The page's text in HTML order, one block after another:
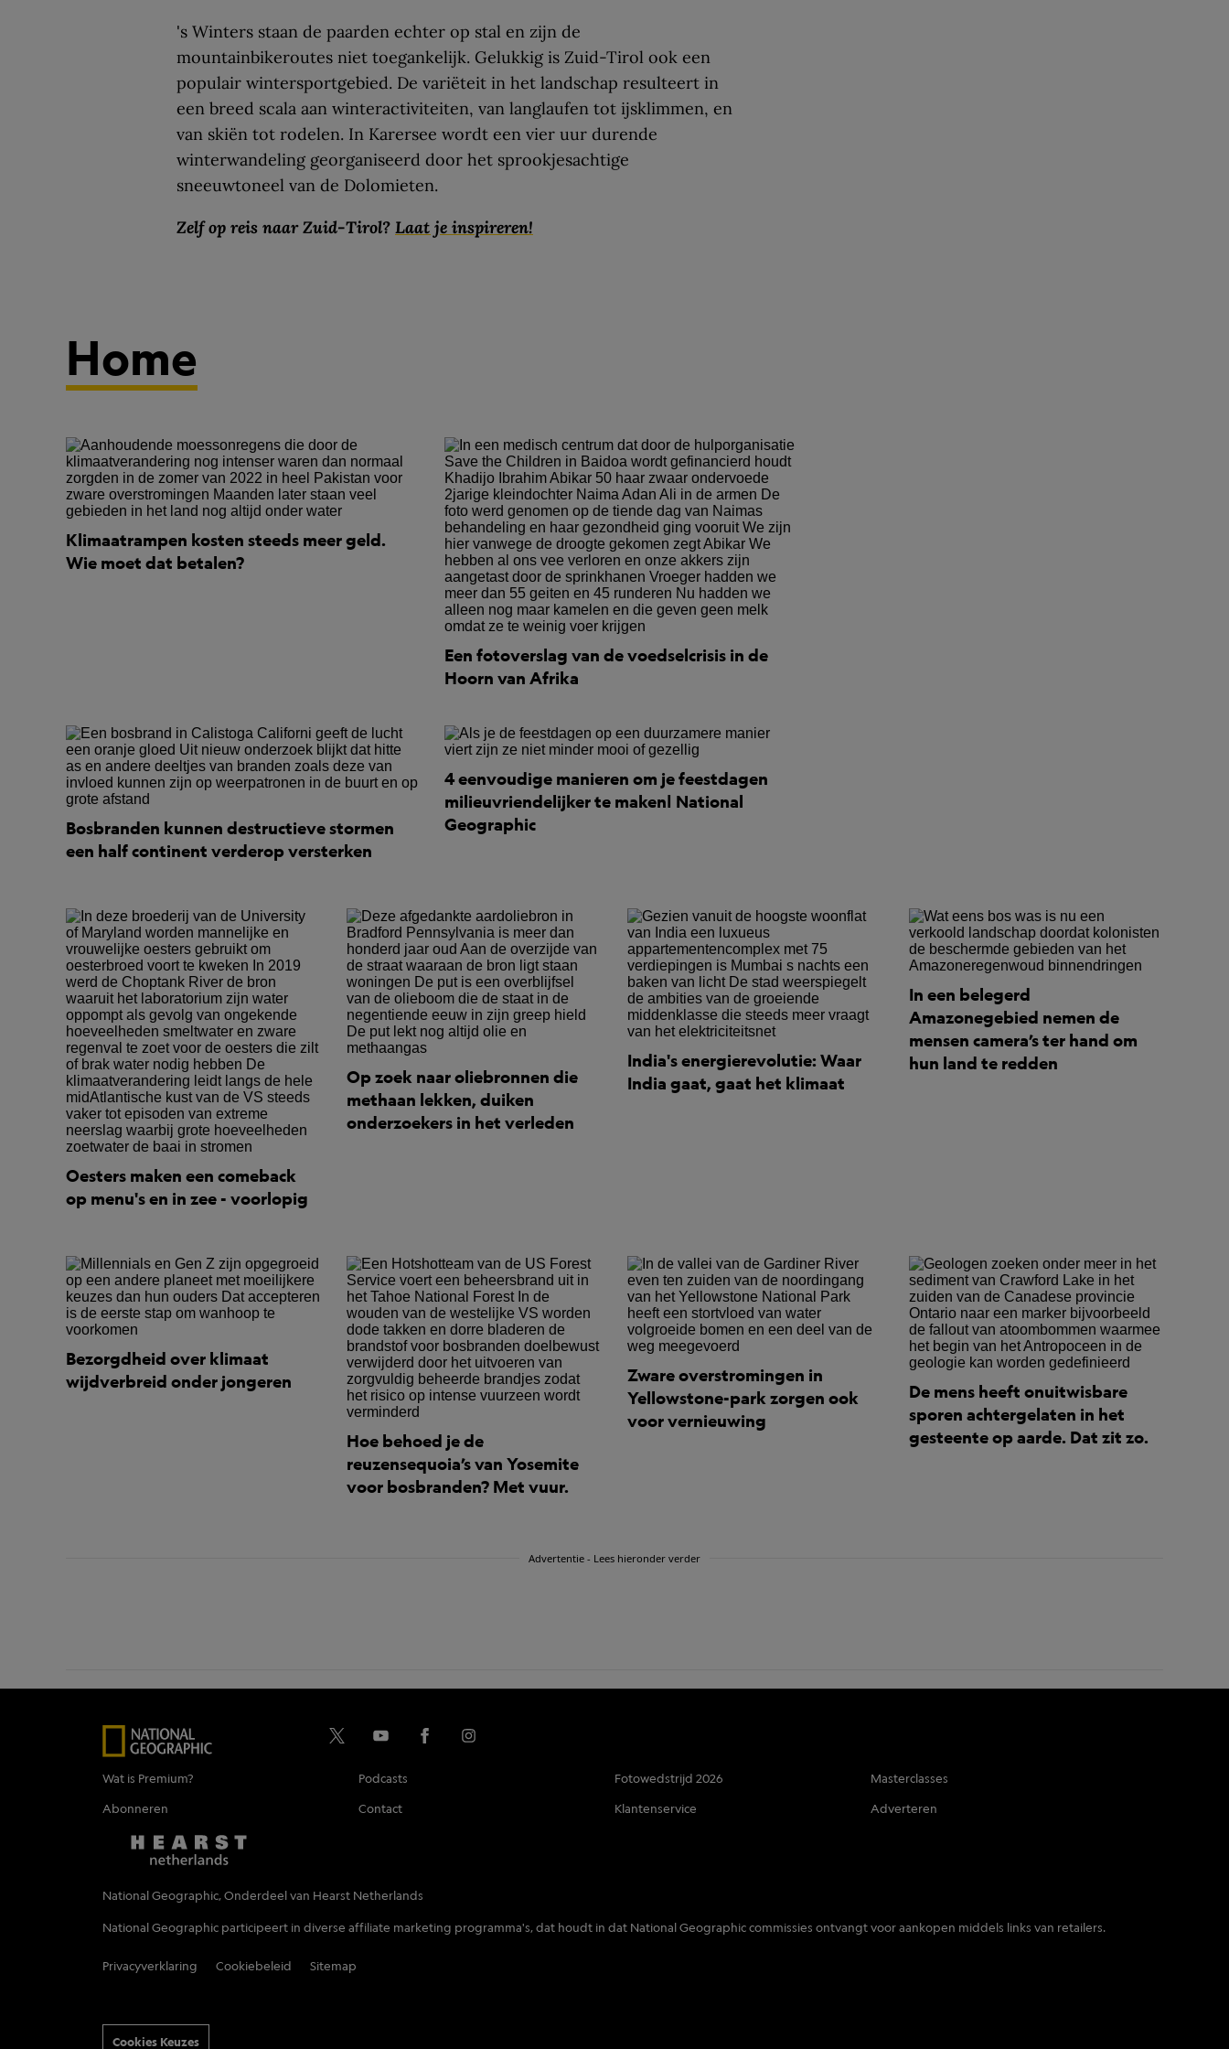
's Winters staan de paarden echter op stal en zijn de
mountainbikeroutes niet toegankelijk. Gelukkig is Zuid-Tirol ook een
populair wintersportgebied. De variëteit in het landschap resulteert in
een breed scala aan winteractiviteiten, van langlaufen tot ijsklimmen, en
van skiën tot rodelen. In Karersee wordt een vier uur durende
winterwandeling georganiseerd door het sprookjesachtige
sneeuwtoneel van de Dolomieten.
Zelf op reis naar Zuid-Tirol? Laat je inspireren!
Home
Klimaatrampen kosten steeds meer geld.
Wie moet dat betalen?
Een fotoverslag van de voedselcrisis in de
Hoorn van Afrika
Bosbranden kunnen destructieve stormen
een half continent verderop versterken
4 eenvoudige manieren om je feestdagen
milieuvriendelijker te maken| National
Geographic
Oesters maken een comeback
op menu's en in zee - voorlopig
Op zoek naar oliebronnen die
methaan lekken, duiken
onderzoekers in het verleden
India's energierevolutie: Waar
India gaat, gaat het klimaat
In een belegerd
Amazonegebied nemen de
mensen camera’s ter hand om
hun land te redden
Bezorgdheid over klimaat
wijdverbreid onder jongeren
Hoe behoed je de
reuzensequoia’s van Yosemite
voor bosbranden? Met vuur.
Zware overstromingen in
Yellowstone-park zorgen ook
voor vernieuwing
De mens heeft onuitwisbare
sporen achtergelaten in het
gesteente op aarde. Dat zit zo.
Advertentie - Lees hieronder verder
Wat is Premium? Podcasts Fotowedstrijd 2026
Masterclasses
Abonneren
Contact Klantenservice Adverteren
National Geographic, Onderdeel van Hearst Netherlands
National Geographic participeert in diverse affiliate marketing programma's, dat houdt in dat National Geographic commissies ontvangt voor aankopen middels links van retailers.
Privacyverklaring Cookiebeleid Sitemap
Cookies Keuzes